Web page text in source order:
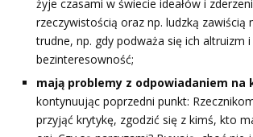
żyje czasami w świecie ideałów i
rzeczywistością oraz np. ludzką zawiścią
trudne, np. gdy podważa się ich altruizm i
bezinteresowność;
mają problemy z odpowiadaniem na
kontynuując poprzedni punkt:
przyjąć krytykę, zgodzić się z kimś, kto